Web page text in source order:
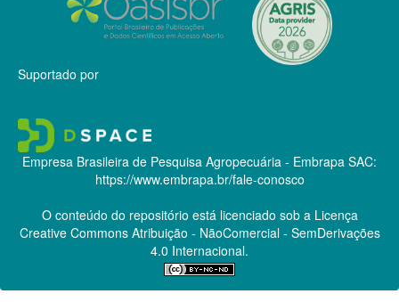
Suportado por
Empresa Brasileira de Pesquisa Agropecuária - Embrapa SAC:
https://www.embrapa.br/fale-conosco
O conteúdo do repositório está licenciado sob a Licença
Creative CommonsAtribuição - NãoComercial - SemDerivações
4.0 Internacional.